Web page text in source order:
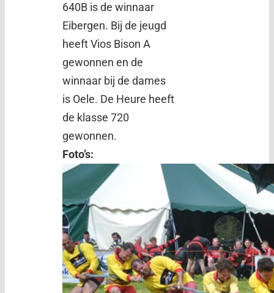
640B is de winnaar
Eibergen. Bij de jeugd
heeft Vios Bison A
gewonnen en de
winnaar bij de dames
is Oele. De Heure heeft
de klasse 720
gewonnen.
Foto’s: